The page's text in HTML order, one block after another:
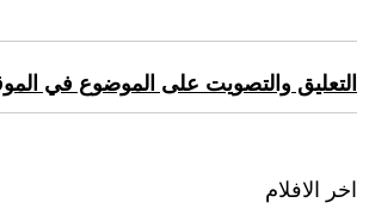
التعليق والتصويت على الموضوع في
اخر الافلام